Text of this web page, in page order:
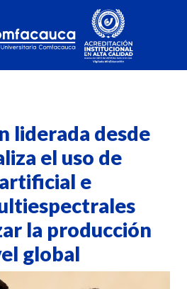
liderada desde
el uso de
e
la producción
global